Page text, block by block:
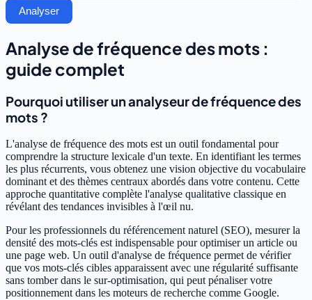
Analyser
Analyse de fréquence des mots :
guide complet
Pourquoi utiliser un analyseur de fréquence des
mots ?
L'analyse de fréquence des mots est un outil fondamental pour
comprendre la structure lexicale d'un texte. En identifiant les termes
les plus récurrents, vous obtenez une vision objective du vocabulaire
dominant et des thèmes centraux abordés dans votre contenu. Cette
approche quantitative complète l'analyse qualitative classique en
révélant des tendances invisibles à l'œil nu.
Pour les professionnels du référencement naturel (SEO), mesurer la
densité des mots-clés est indispensable pour optimiser un article ou
une page web. Un outil d'analyse de fréquence permet de vérifier
que vos mots-clés cibles apparaissent avec une régularité suffisante
sans tomber dans le sur-optimisation, qui peut pénaliser votre
positionnement dans les moteurs de recherche comme Google.